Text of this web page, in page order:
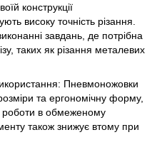
конструкції
високу точність різання.
завдань, де потрібна
таких як різання металевих
Пневмоножовки
та ергономічну форму,
роботи в обмеженому
також знижує втому при